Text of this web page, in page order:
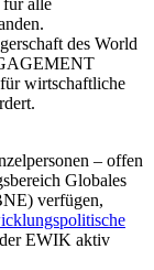
des World
wirtschaftliche
– offen
Globales
verfügen,
EWIK aktiv